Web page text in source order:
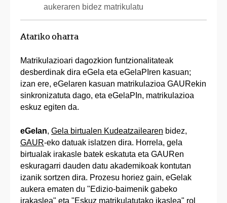
aukeraren bidez matrikulatu
Atariko oharra
Matrikulazioari dagozkion funtzionalitateak
desberdinak dira eGela eta eGelaPIren kasuan;
izan ere, eGelaren kasuan matrikulazioa GAURekin
sinkronizatuta dago, eta eGelaPIn, matrikulazioa
eskuz egiten da.
eGelan, Gela birtualen Kudeatzailearen bidez,
GAUR-eko datuak islatzen dira. Horrela, gela
birtualak irakasle batek eskatuta eta GAURen
eskuragarri dauden datu akademikoak kontutan
izanik sortzen dira. Prozesu horiez gain, eGelak
aukera ematen du "Edizio-baimenik gabeko
irakaslea" eta "Eskuz matrikulatutako ikaslea" rol